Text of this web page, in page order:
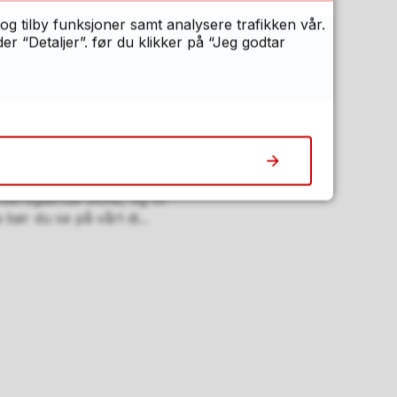
i nyoppussede
skole, og vil
du se på vårt di...
tilby funksjoner samt analysere trafikken vår.
“Detaljer”. før du klikker på “Jeg godtar